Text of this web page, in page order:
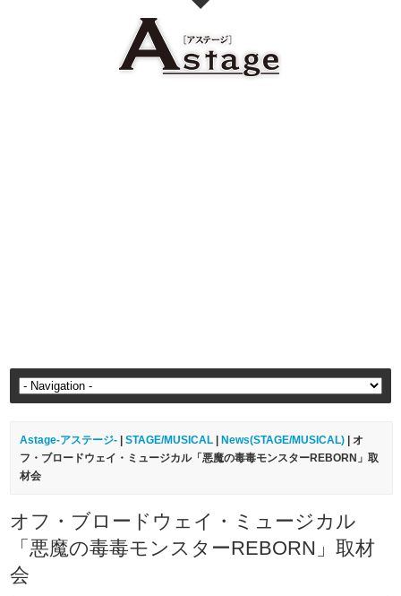
Astage-アステージ- |STAGE/MUSICAL News(STAGE/MUSICAL) | オ
フ・ブロードウェイ・ミュージカル「悪魔の毒毒モンスターREBORN」取
材会
オフ・ブロードウェイ・ミュージカル
「悪魔の毒毒モンスターREBORN」取材
会